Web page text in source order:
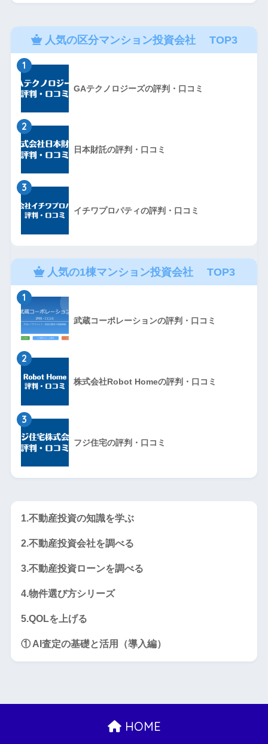
人気の区分マンション投資会社 TOP3
1
GAテクノロジーズの評判・口コミ
2
日本財託の評判・口コミ
3
イチワプロパティの評判・口コミ
人気の1棟マンション投資会社 TOP3
1
武蔵コーポレーションの評判・口コミ
2
株式会社Robot Homeの評判・口コミ
3
フジ住宅の評判・口コミ
1.不動産投資の知識を学ぶ
2.不動産投資会社を調べる
3.不動産投資ローンを調べる
4.物件選び方シリーズ
5.QOLを上げる
① AI査定の基礎と活用（導入編）
HOME